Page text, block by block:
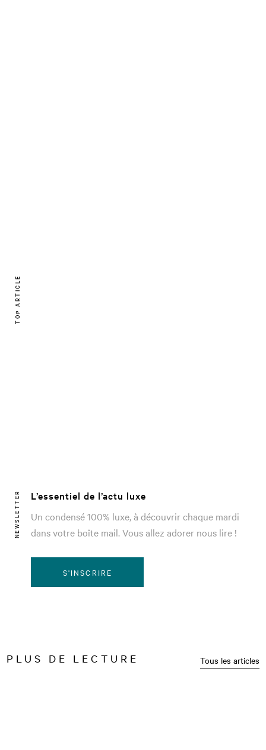
TOP ARTICLE
NEWSLETTER
L’essentiel de l’actu luxe
Un condensé 100% luxe, à découvrir chaque mardi
dans votre boîte mail. Vous allez adorer nous lire !
S'INSCRIRE
PLUS DE LECTURE Tous les articles